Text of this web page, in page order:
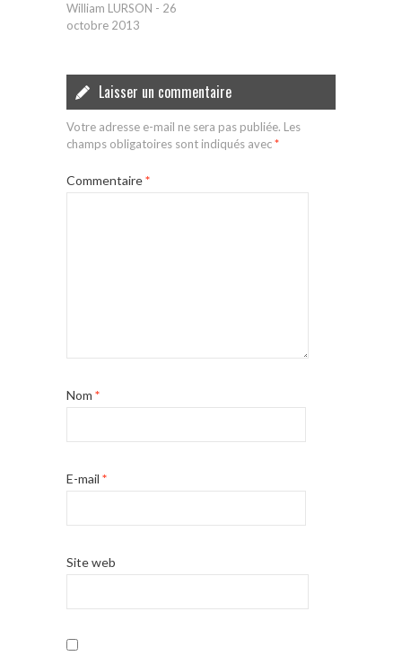
William LURSON - 26
octobre 2013
Laisser un commentaire
Votre adresse e-mail ne sera pas publiée. Les
champs obligatoires sont indiqués avec*
Commentaire*
Nom *
E-mail *
Site web